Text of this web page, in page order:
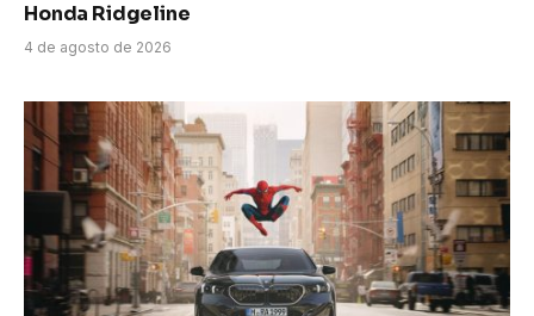
Honda Ridgeline
4 de agosto de 2026